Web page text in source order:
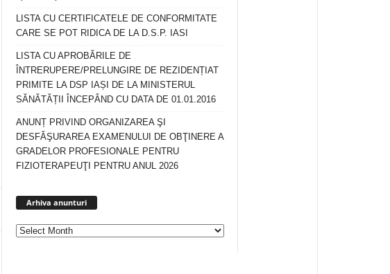
LISTA CU CERTIFICATELE DE CONFORMITATE
CARE SE POT RIDICA DE LA D.S.P. IASI
LISTA CU APROBĂRILE DE
ÎNTRERUPERE/PRELUNGIRE DE REZIDENȚIAT
PRIMITE LA DSP IAȘI DE LA MINISTERUL
SĂNĂTĂȚII ÎNCEPÂND CU DATA DE 01.01.2016
ANUNȚ PRIVIND ORGANIZAREA ŞI
DESFĂŞURAREA EXAMENULUI DE OBŢINERE A
GRADELOR PROFESIONALE PENTRU
FIZIOTERAPEUŢI PENTRU ANUL 2026
Arhiva anunturi